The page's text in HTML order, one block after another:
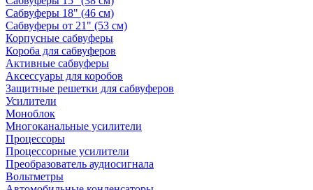
Сабвуферы 18" (46 см)
Сабвуферы от 21" (53 см)
Корпусные сабвуферы
Короба для сабвуферов
Активные сабвуферы
Аксессуары для коробов
Защитные решетки для сабвуферов
Усилители
Моноблок
Многоканальные усилители
Процессоры
Процессорные усилители
Преобразователь аудиосигнала
Вольтметры